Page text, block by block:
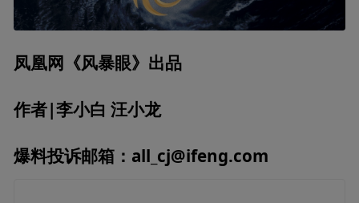
凤凰网《风暴眼》出品
作者|李小白 汪小龙
爆料投诉邮箱：all_cj@ifeng.com